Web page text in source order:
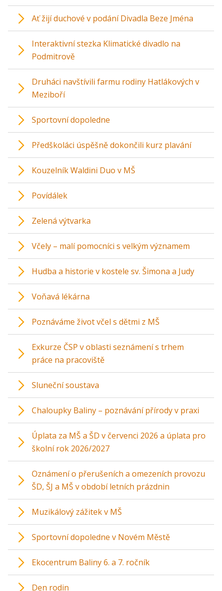
Ať žijí duchové v podání Divadla Beze Jména
Interaktivní stezka Klimatické divadlo na
Podmitrově
Druháci navštívili farmu rodiny Hatlákových v
Meziboří
Sportovní dopoledne
Předškoláci úspěšně dokončili kurz plavání
Kouzelník Waldini Duo v MŠ
Povídálek
Zelená výtvarka
Včely – malí pomocníci s velkým významem
Hudba a historie v kostele sv. Šimona a Judy
Voňavá lékárna
Poznáváme život včel s dětmi z MŠ
Exkurze ČSP v oblasti seznámení s trhem
práce na pracoviště
Sluneční soustava
Chaloupky Baliny – poznávání přírody v praxi
Úplata za MŠ a ŠD v červenci 2026 a úplata pro
školní rok 2026/2027
Oznámení o přerušeních a omezeních provozu
ŠD, ŠJ a MŠ v období letních prázdnin
Muzikálový zážitek v MŠ
Sportovní dopoledne v Novém Městě
Ekocentrum Baliny 6. a 7. ročník
Den rodin